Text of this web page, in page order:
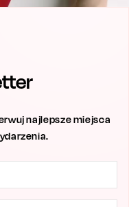
najlepsze miejsca